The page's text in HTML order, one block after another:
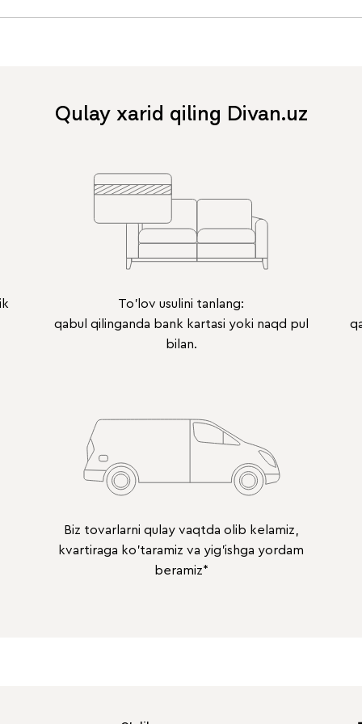
Qulay xarid qiling Divan.uz
To'lov usulini tanlang:
qabul qilinganda bank kartasi yoki naqd pul
bilan.
Biz tovarlarni qulay vaqtda olib kelamiz,
kvartiraga ko'taramiz va yig'ishga yordam
beramiz*